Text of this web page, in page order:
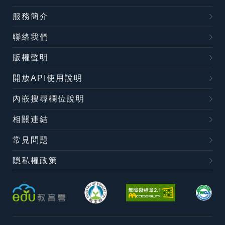
服務簡介
聯絡我們
版權聲明
開放API使用說明
內嵌搜尋欄位說明
相關連結
常見問題
隱私權政策